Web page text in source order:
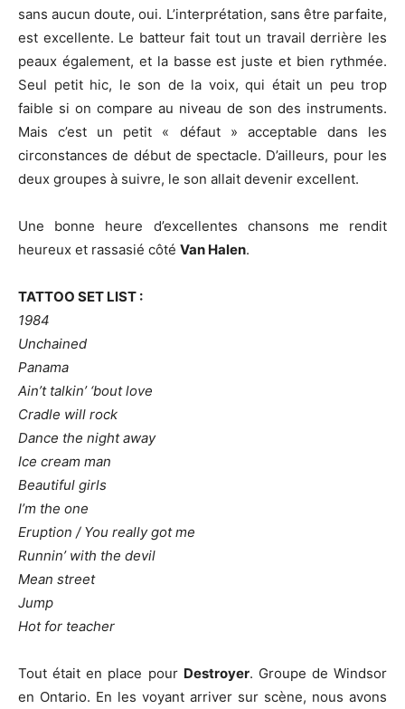
sans aucun doute, oui. L’interprétation, sans être parfaite,
est excellente. Le batteur fait tout un travail derrière les
peaux également, et la basse est juste et bien rythmée.
Seul petit hic, le son de la voix, qui était un peu trop
faible si on compare au niveau de son des instruments.
Mais c’est un petit « défaut » acceptable dans les
circonstances de début de spectacle. D’ailleurs, pour les
deux groupes à suivre, le son allait devenir excellent.
Une bonne heure d’excellentes chansons me rendit
heureux et rassasié côté Van Halen.
TATTOO SET LIST :
1984
Unchained
Panama
Ain’t talkin’ ‘bout love
Cradle will rock
Dance the night away
Ice cream man
Beautiful girls
I’m the one
Eruption / You really got me
Runnin’ with the devil
Mean street
Jump
Hot for teacher
Tout était en place pour Destroyer. Groupe de Windsor
en Ontario. En les voyant arriver sur scène, nous avons